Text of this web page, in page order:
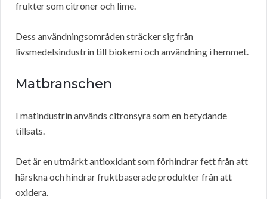
frukter som citroner och lime.
Dess användningsområden sträcker sig från
livsmedelsindustrin till biokemi och användning i hemmet.
Matbranschen
I matindustrin används citronsyra som en betydande
tillsats.
Det är en utmärkt antioxidant som förhindrar fett från att
härskna och hindrar fruktbaserade produkter från att
oxidera.